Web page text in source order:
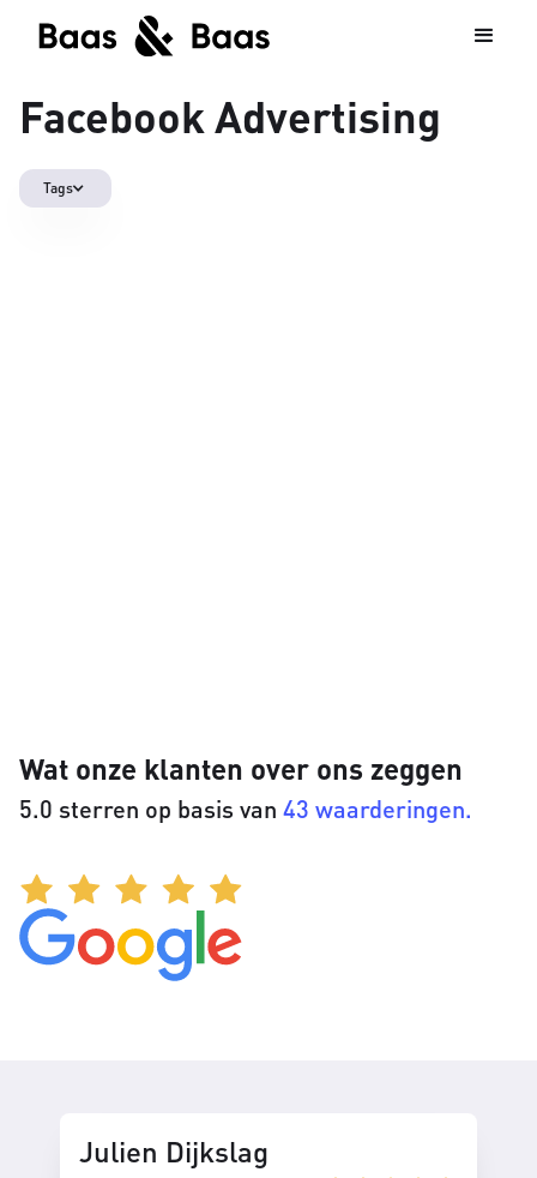
Facebook Advertising
Tags
Wat onze klanten over ons zeggen
5.0 sterren op basis van 43 waarderingen.
Julien Dijkslag